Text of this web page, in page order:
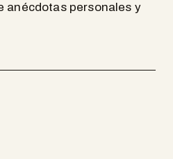
anécdotas personales y